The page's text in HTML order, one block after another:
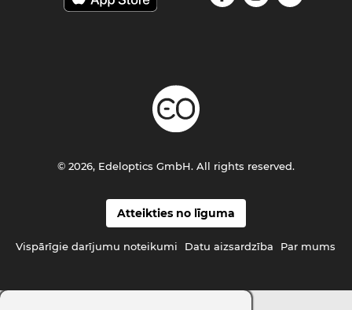
Atteikties no līguma
Vispārīgie darījumu noteikumi Datu aizsardzība Par mums
© 2026, Edeloptics GmbH. All rights reserved.